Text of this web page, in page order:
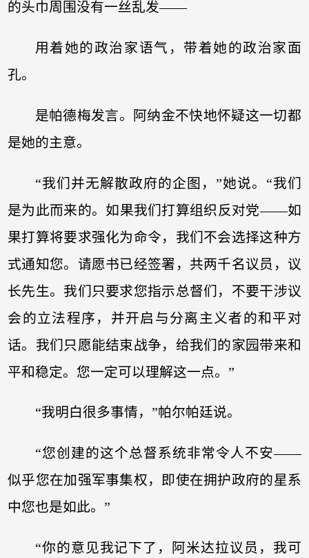
的头巾周围没有一丝乱发——
用着她的政治家语气，带着她的政治家面
孔。
是帕德梅发言。阿纳金不快地怀疑这一切都
是她的主意。
“我们并无解散政府的企图，”她说。“我们
是为此而来的。如果我们打算组织反对党——如
果打算将要求强化为命令，我们不会选择这种方
式通知您。请愿书已经签署，共两千名议员，议
长先生。我们只要求您指示总督们，不要干涉议
会的立法程序，并开启与分离主义者的和平对
话。我们只愿能结束战争，给我们的家园带来和
平和稳定。您一定可以理解这一点。”
“我明白很多事情，”帕尔帕廷说。
“您创建的这个总督系统非常令人不安——
似乎您在加强军事集权，即使在拥护政府的星系
中您也是如此。”
“你的意见我记下了，阿米达拉议员，我可